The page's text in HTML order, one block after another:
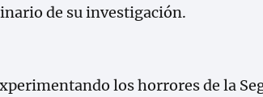
de su investigación.
los horrores de la